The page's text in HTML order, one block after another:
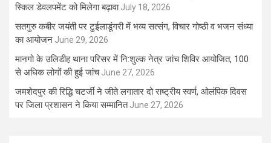
स्किल डेवलपमेंट को मिलेगा बढ़ावा July 18, 2026
सतगुरु कबीर जयंती पर टुईलाडूंगरी में भव्य सत्संग, विचार गोष्ठी व भजन संध्या
का आयोजन June 29, 2026
मानगो के उलिडीह थाना परिसर में नि:शुल्क नेत्र जांच शिविर आयोजित, 100
से अधिक लोगों की हुई जांच June 27, 2026
जमशेदपुर की रिद्धि चटर्जी ने जीते लगातार दो राष्ट्रीय स्वर्ण, ओलंपिक दिवस
पर जिला प्रशासन ने किया सम्मानित June 27, 2026